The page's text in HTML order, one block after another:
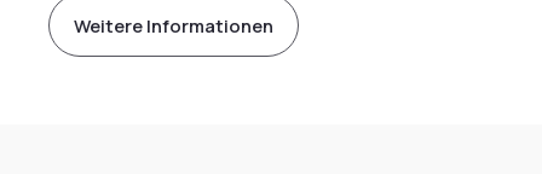
Weitere Informationen